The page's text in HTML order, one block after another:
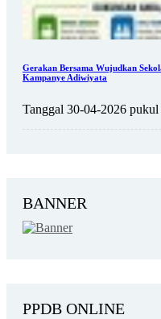
Gerakan Bersama Wujudkan
Kampanye Adiwiyata
Tanggal 30-04-2026 pukul
BANNER
PPDB ONLINE